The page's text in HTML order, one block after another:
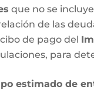
que no se
de las
de pago del
para
estimado de